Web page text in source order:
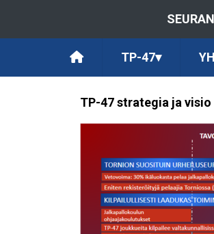
TP-47▾
TP-47 strategia ja visio